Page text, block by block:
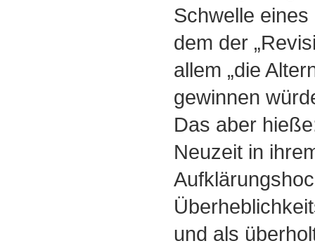
Schwelle
dem der
allem „die
gewinnen
Das aber
Neuzeit in
und als